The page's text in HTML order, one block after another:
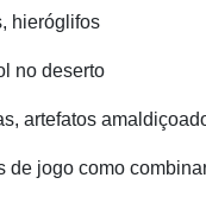
hieróglifos
no deserto
artefatos
jogo como